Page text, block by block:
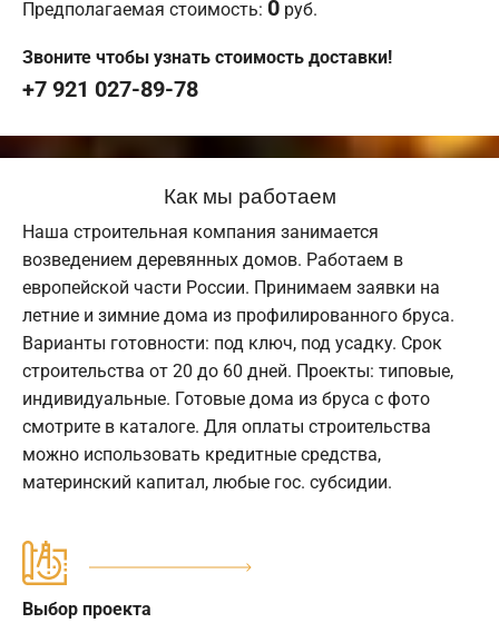
Предполагаемая стоимость: 0 руб.
Звоните чтобы узнать стоимость доставки!
+7 921 027-89-78
Как мы работаем
Наша строительная компания занимается
возведением деревянных домов. Работаем в
европейской части России. Принимаем заявки на
летние и зимние дома из профилированного бруса.
Варианты готовности: под ключ, под усадку. Срок
строительства от 20 до 60 дней. Проекты: типовые,
индивидуальные. Готовые дома из бруса с фото
смотрите в каталоге. Для оплаты строительства
можно использовать кредитные средства,
материнский капитал, любые гос. субсидии.
Выбор проекта